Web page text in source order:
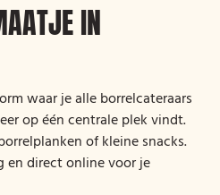
IN
waar je alle borrelcateraars
op één centrale plek vindt.
of kleine snacks.
en direct online voor je